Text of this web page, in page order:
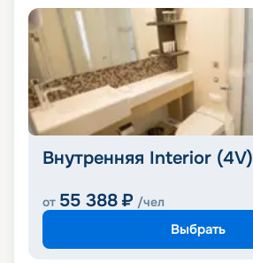
Внутренняя Interior (4V)
от 55 388 ₽ /чел
Выбрать